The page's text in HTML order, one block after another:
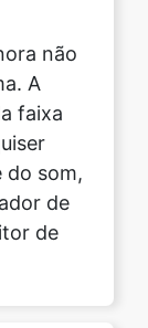
faixa
som,
de
de